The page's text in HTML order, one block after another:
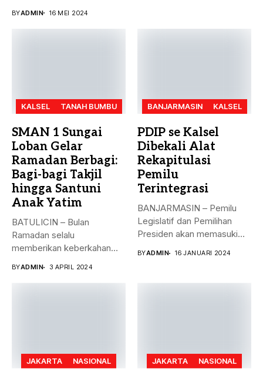
BYADMIN 16 MEI 2024
KALSEL TANAH BUMBU
SMAN 1 Sungai
Loban Gelar
Ramadan Berbagi:
Bagi-bagi Takjil
hingga Santuni
Anak Yatim
BATULICIN – Bulan
Ramadan selalu
memberikan keberkahan
BYADMIN 3 APRIL 2024
BANJARMASIN KALSEL
PDIP se Kalsel
Dibekali Alat
Rekapitulasi
Pemilu
Terintegrasi
BANJARMASIN – Pemilu
Legislatif dan Pemilihan
Presiden akan memasuki
BYADMIN 16 JANUARI 2024
JAKARTA NASIONAL JAKARTA NASIONAL